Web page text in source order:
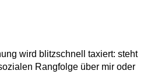
wird blitzschnell taxiert: steht
Rangfolge über mir oder